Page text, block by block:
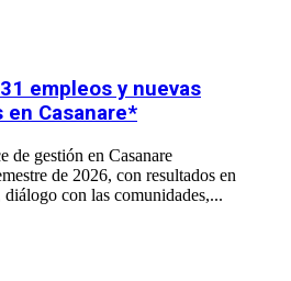
empleos y nuevas
Casanare*
de gestión en Casanare
de 2026, con resultados en
con las comunidades,...